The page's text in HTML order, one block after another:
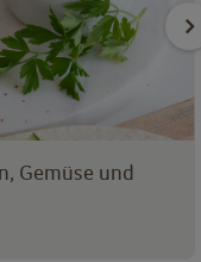
Gemüse und